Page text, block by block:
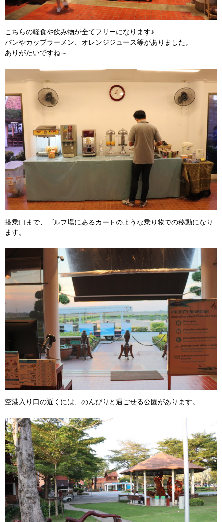
こちらの軽食や飲み物が全てフリーになります♪
パンやカップラーメン、オレンジジュース等がありました。
ありがたいですね～
搭乗口まで、ゴルフ場にあるカートのような乗り物での移動になり
ます。
空港入り口の近くには、のんびりと過ごせる公園があります。